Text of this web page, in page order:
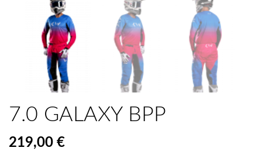
7.0 GALAXY BPP
219,00 €